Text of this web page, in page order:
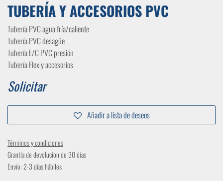
TUBERÍA Y ACCESORIOS PVC
Tubería PVC agua fría/caliente
Tubería PVC desagüe
Tubería E/C PVC presión
Tubería Flex y accesorios
Solicitar
Añadir a lista de deseos
Términos y condiciones
Grantía de devolución de 30 días
Envío: 2-3 días hábiles